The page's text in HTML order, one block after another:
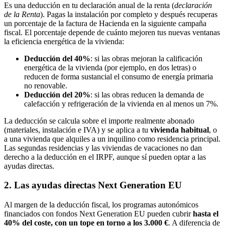
Es una deducción en tu declaración anual de la renta (declaración
de la Renta). Pagas la instalación por completo y después recuperas
un porcentaje de la factura de Hacienda en la siguiente campaña
fiscal. El porcentaje depende de cuánto mejoren tus nuevas ventanas
la eficiencia energética de la vivienda:
Deducción del 40%: si las obras mejoran la calificación
energética de la vivienda (por ejemplo, en dos letras) o
reducen de forma sustancial el consumo de energía primaria
no renovable.
Deducción del 20%: si las obras reducen la demanda de
calefacción y refrigeración de la vivienda en al menos un 7%.
La deducción se calcula sobre el importe realmente abonado
(materiales, instalación e IVA) y se aplica a tu vivienda habitual, o
a una vivienda que alquiles a un inquilino como residencia principal.
Las segundas residencias y las viviendas de vacaciones no dan
derecho a la deducción en el IRPF, aunque sí pueden optar a las
ayudas directas.
2. Las ayudas directas Next Generation EU
Al margen de la deducción fiscal, los programas autonómicos
financiados con fondos Next Generation EU pueden cubrirhasta el
40% del coste, con un tope en torno a los 3.000 €. A diferencia de